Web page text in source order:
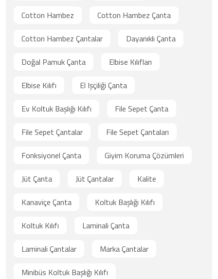
Cotton Hambez
Cotton Hambez Çanta
Cotton Hambez Çantalar
Dayanıklı Çanta
Doğal Pamuk Çanta
Elbise Kılıfları
Elbise Kılıfı
El Işçiliği Çanta
Ev Koltuk Başlığı Kılıfı
File Sepet Çanta
File Sepet Çantalar
File Sepet Çantaları
Fonksiyonel Çanta
Giyim Koruma Çözümleri
Jüt Çanta
Jüt Çantalar
Kalite
Kanaviçe Çanta
Koltuk Başlığı Kılıfı
Koltuk Kılıfı
Laminali Çanta
Laminali Çantalar
Marka Çantalar
Minibüs Koltuk Başlığı Kılıfı